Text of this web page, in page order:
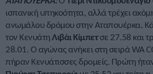
ισπανική υπηκοότητα, αλλά τρέχει
ανωμάλου δρόμου στην Αταπουέρκα.
τον ΚενυάτηΛιβάι Κίμπετσε 27.58 και
28.01. Ο αγώνας ανήκει στη σειρά WA
πήραν Κενυάτισσες δρομείς. Πρώτη